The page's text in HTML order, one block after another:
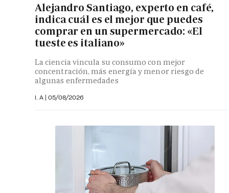
Alejandro Santiago, experto en café,
indica cuál es el mejor que puedes
comprar en un supermercado: «El
tueste es italiano»
La ciencia vincula su consumo con mejor
concentración, más energía y menor riesgo de
algunas enfermedades
I. A | 05/08/2026